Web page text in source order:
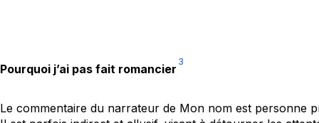
Pourquoi j’ai pas fait romancier
3
Le commentaire du narrateur de Mon nom est personne